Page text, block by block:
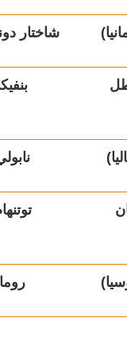
شاختار
روما